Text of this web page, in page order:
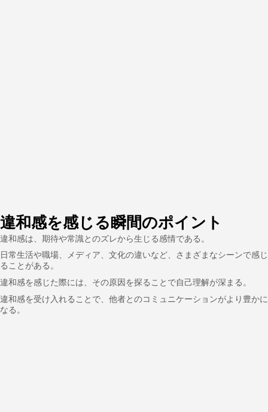
違和感を感じる瞬間のポイント
違和感は、期待や常識とのズレから生じる感情である。
日常生活や職場、メディア、文化の違いなど、さまざまなシーンで感じ
ることがある。
違和感を感じた際には、その原因を探ることで自己理解が深まる。
違和感を受け入れることで、他者とのコミュニケーションがより豊かに
なる。